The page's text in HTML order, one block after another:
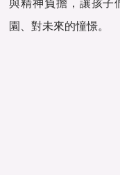
與精神負擔，讓孩子
園、對未來的憧憬。